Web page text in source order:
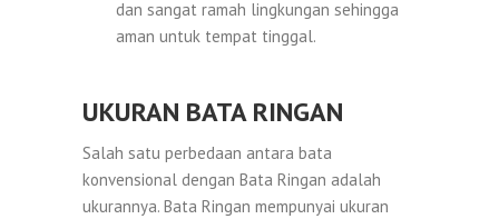
dan sangat ramah lingkungan sehingga
aman untuk tempat tinggal.
UKURAN BATA RINGAN
Salah satu perbedaan antara bata
konvensional dengan Bata Ringan adalah
ukurannya. Bata Ringan mempunyai ukuran